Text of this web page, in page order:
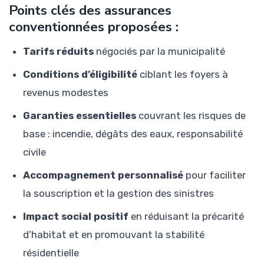
Points clés des assurances
conventionnées proposées :
Tarifs réduits négociés par la municipalité
Conditions d’éligibilité ciblant les foyers à
revenus modestes
Garanties essentielles couvrant les risques de
base : incendie, dégâts des eaux, responsabilité
civile
Accompagnement personnalisé pour faciliter
la souscription et la gestion des sinistres
Impact social positif en réduisant la précarité
d’habitat et en promouvant la stabilité
résidentielle